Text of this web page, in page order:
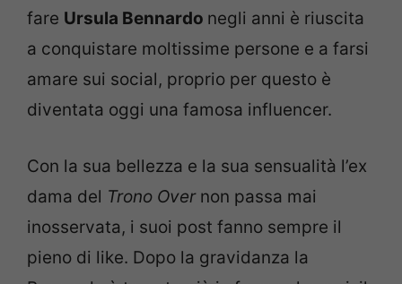
fare Ursula Bennardo negli anni è riuscita
a conquistare moltissime persone e a farsi
amare sui social, proprio per questo è
diventata oggi una famosa influencer.
Con la sua bellezza e la sua sensualità l’ex
dama del Trono Over non passa mai
inosservata, i suoi post fanno sempre il
pieno di like. Dopo la gravidanza la